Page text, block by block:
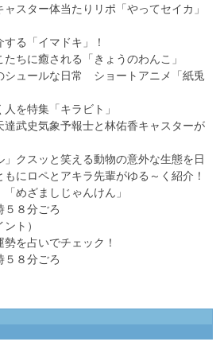
スター体当たりリポ「やってセイカ」
する「イマドキ」！
たちに癒される「きょうのわんこ」
シュールな日常 ショートアニメ「紙兎
を特集「キラビト」
達武史気象予報士と林佑香キャスターが
」クスッと笑える動物の意外な生態を日
にロペとアキラ先輩がゆる～く紹介！
めざましじゃんけん」
８分ごろ
ト）
勢を占いでチェック！
８分ごろ